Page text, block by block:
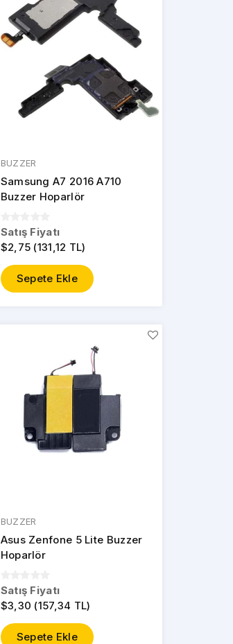
BUZZER
Samsung A7 2016 A710
Buzzer Hoparlör
Satış Fiyatı
$2,75 (131,12 TL)
Sepete Ekle
BUZZER
Asus Zenfone 5 Lite Buzzer
Hoparlör
Satış Fiyatı
$3,30 (157,34 TL)
Sepete Ekle